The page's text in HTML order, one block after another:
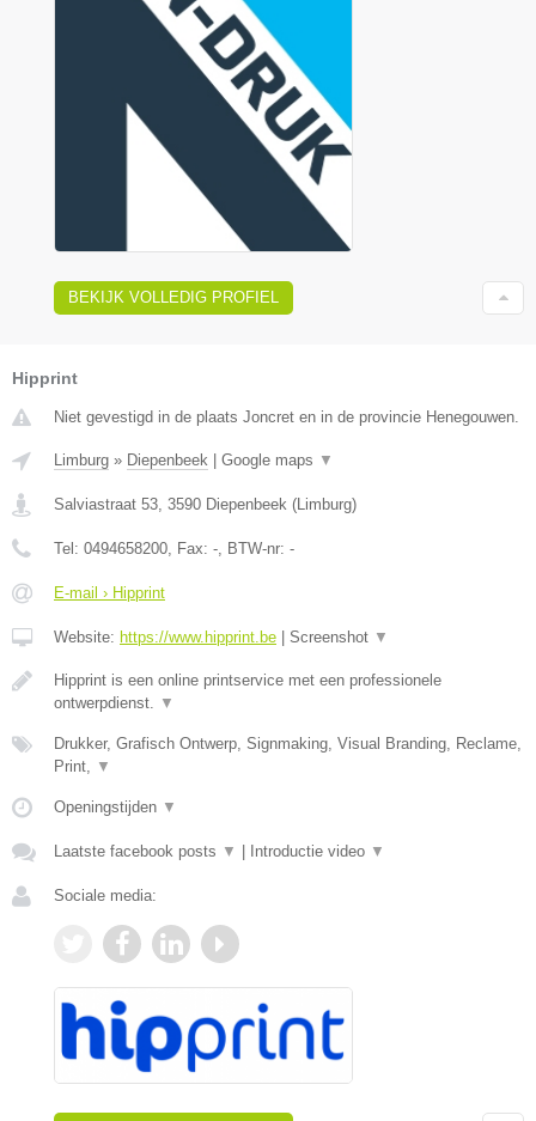
BEKIJK VOLLEDIG PROFIEL
Hipprint
Niet gevestigd in de plaats Joncret en in de provincie Henegouwen.
Limburg » Diepenbeek | Google maps ▼
Salviastraat 53 3590 Diepenbeek (Limburg)
Tel: 0494658200 , Fax: - , BTW-nr: -
E-mail › Hipprint
Website: https://www.hipprint.be | Screenshot ▼
Hipprint is een online printservice met een professionele
ontwerpdienst.
▼
Drukker, Grafisch Ontwerp, Signmaking, Visual Branding, Reclame,
Print,
▼
Openingstijden ▼
Laatste facebook posts ▼ | Introductie video ▼
Sociale media: